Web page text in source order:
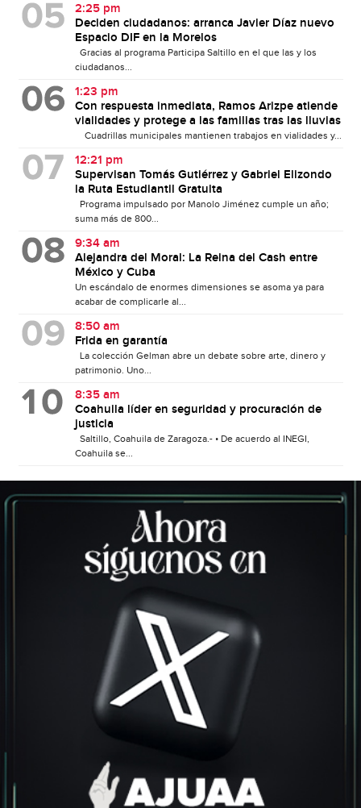
2:25 pm
Deciden ciudadanos: arranca Javier Díaz nuevo
Espacio DIF en la Morelos
Gracias al programa Participa Saltillo en el que las y los
ciudadanos...
1:23 pm
Con respuesta inmediata, Ramos Arizpe atiende
vialidades y protege a las familias tras las lluvias
Cuadrillas municipales mantienen trabajos en vialidades y...
12:21 pm
Supervisan Tomás Gutiérrez y Gabriel Elizondo
la Ruta Estudiantil Gratuita
Programa impulsado por Manolo Jiménez cumple un año;
suma más de 800...
9:34 am
Alejandra del Moral: La Reina del Cash entre
México y Cuba
Un escándalo de enormes dimensiones se asoma ya para
acabar de complicarle al...
8:50 am
Frida en garantía
La colección Gelman abre un debate sobre arte, dinero y
patrimonio. Uno...
8:35 am
Coahuila líder en seguridad y procuración de
justicia
Saltillo, Coahuila de Zaragoza.- • De acuerdo al INEGI,
Coahuila se...